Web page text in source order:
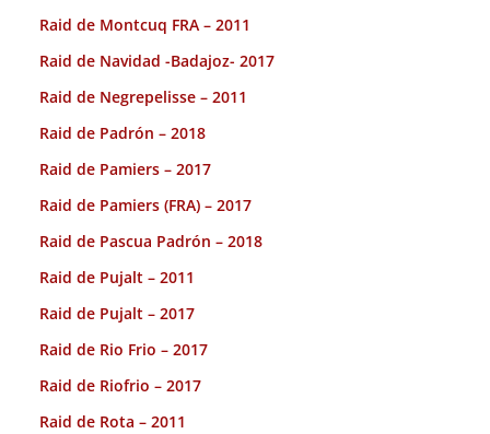
Raid de Montcuq FRA – 2011
Raid de Navidad -Badajoz- 2017
Raid de Negrepelisse – 2011
Raid de Padrón – 2018
Raid de Pamiers – 2017
Raid de Pamiers (FRA) – 2017
Raid de Pascua Padrón – 2018
Raid de Pujalt – 2011
Raid de Pujalt – 2017
Raid de Rio Frio – 2017
Raid de Riofrio – 2017
Raid de Rota – 2011